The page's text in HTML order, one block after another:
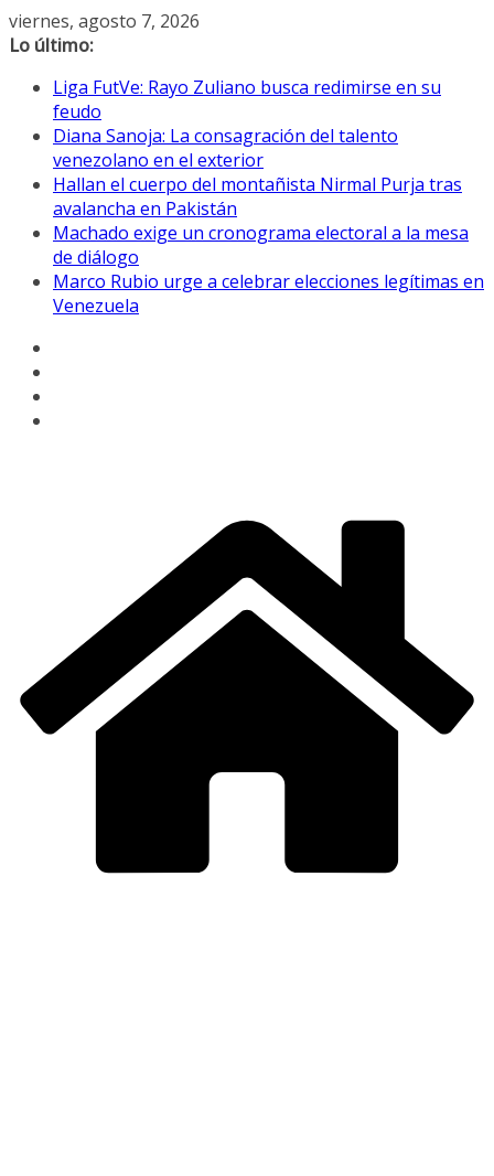
Saltar
al
viernes, agosto 7, 2026
Lo último:
Liga FutVe: Rayo Zuliano busca redimirse en su
feudo
Diana Sanoja: La consagración del talento
venezolano en el exterior
Hallan el cuerpo del montañista Nirmal Purja tras
avalancha en Pakistán
Machado exige un cronograma electoral a la mesa
de diálogo
Marco Rubio urge a celebrar elecciones legítimas en
Venezuela